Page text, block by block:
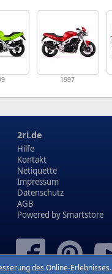
1997
2ri.de
Hilfe
Kontakt
Netiquette
Impressum
Datenschutz
AGB
Powered bySmartstore
des Online-Erlebnisses.